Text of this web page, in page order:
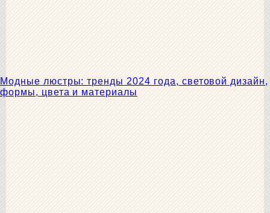
Модные люстры: тренды 2024 года, световой дизайн,
формы, цвета и материалы